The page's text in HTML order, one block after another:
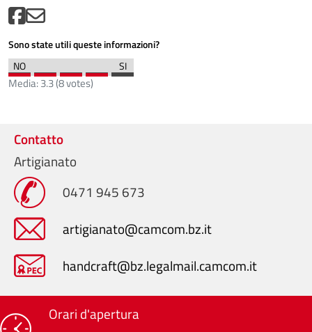
Sono state utili queste informazioni?
Media:3.3(8votes)
Contatto
Artigianato
0471 945 673
artigianato@camcom.bz.it
handcraft@bz.legalmail.camcom.it
Orari d'apertura